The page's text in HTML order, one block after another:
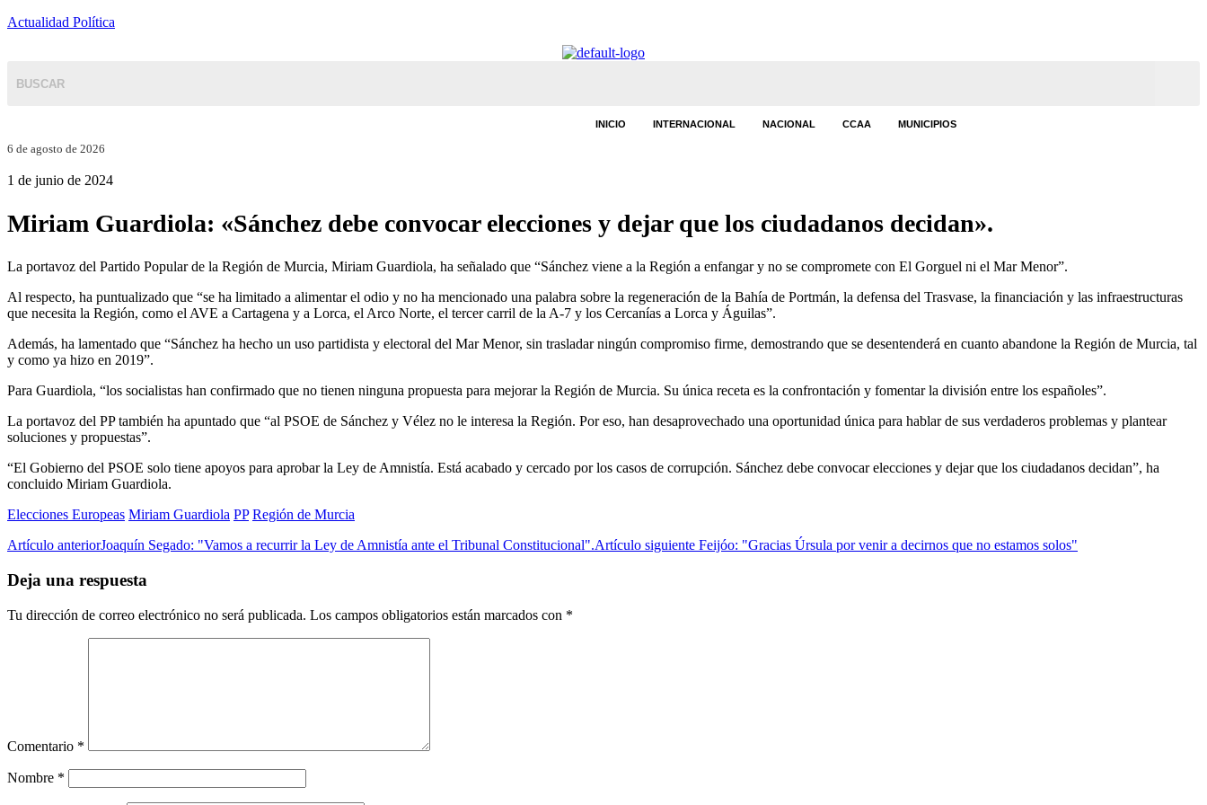
Actualidad Política
INICIO INTERNACIONAL NACIONAL CCAA MUNICIPIOS
6 de agosto de 2026
1 de junio de 2024
Miriam Guardiola: «Sánchez debe convocar elecciones y dejar que los ciudadanos decidan».
La portavoz del Partido Popular de la Región de Murcia, Miriam Guardiola, ha señalado que “Sánchez viene a la Región a enfangar y no se compromete con El Gorguel ni el Mar Menor”.
Al respecto, ha puntualizado que “se ha limitado a alimentar el odio y no ha mencionado una palabra sobre la regeneración de la Bahía de Portmán, la defensa del Trasvase, la financiación y las infraestructuras
que necesita la Región, como el AVE a Cartagena y a Lorca, el Arco Norte, el tercer carril de la A-7 y los Cercanías a Lorca y Águilas”.
Además, ha lamentado que “Sánchez ha hecho un uso partidista y electoral del Mar Menor, sin trasladar ningún compromiso firme, demostrando que se desentenderá en cuanto abandone la Región de Murcia, tal
y como ya hizo en 2019”.
Para Guardiola, “los socialistas han confirmado que no tienen ninguna propuesta para mejorar la Región de Murcia. Su única receta es la confrontación y fomentar la división entre los españoles”.
La portavoz del PP también ha apuntado que “al PSOE de Sánchez y Vélez no le interesa la Región. Por eso, han desaprovechado una oportunidad única para hablar de sus verdaderos problemas y plantear
soluciones y propuestas”.
“El Gobierno del PSOE solo tiene apoyos para aprobar la Ley de Amnistía. Está acabado y cercado por los casos de corrupción. Sánchez debe convocar elecciones y dejar que los ciudadanos decidan”, ha
concluido Miriam Guardiola.
Elecciones Europeas Miriam Guardiola PP Región de Murcia
Artículo anteriorJoaquín Segado: "Vamos a recurrir la Ley de Amnistía ante el Tribunal Constitucional".Artículo siguiente Feijóo: "Gracias Úrsula por venir a decirnos que no estamos solos"
Deja una respuesta
Tu dirección de correo electrónico no será publicada. Los campos obligatorios están marcados con *
Comentario *
Nombre *